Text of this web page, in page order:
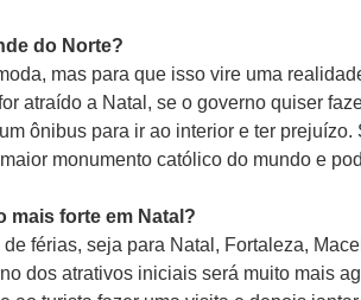
do Norte?
mas para que isso vire uma
atraído a Natal, se o governo quiser
ônibus para ir ao interior e ter prejuízo.
monumento católico do mundo e
mais forte em Natal?
férias, seja para Natal, Fortaleza,
dos atrativos iniciais será muito mais